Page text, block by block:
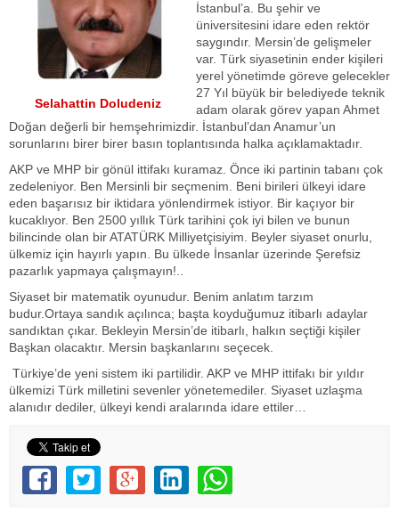
Selahattin Doludeniz
İstanbul’a. Bu şehir ve
üniversitesini idare eden rektör
saygındır. Mersin’de gelişmeler
var. Türk siyasetinin ender kişileri
yerel yönetimde göreve gelecekler
27 Yıl büyük bir belediyede teknik
adam olarak görev yapan Ahmet
Doğan değerli bir hemşehrimizdir. İstanbul’dan Anamur’un
sorunlarını birer birer basın toplantısında halka açıklamaktadır.
AKP ve MHP bir gönül ittifakı kuramaz. Önce iki partinin tabanı çok
zedeleniyor. Ben Mersinli bir seçmenim. Beni birileri ülkeyi idare
eden başarısız bir iktidara yönlendirmek istiyor. Bir kaçıyor bir
kucaklıyor. Ben 2500 yıllık Türk tarihini çok iyi bilen ve bunun
bilincinde olan bir ATATÜRK Milliyetçisiyim. Beyler siyaset onurlu,
ülkemiz için hayırlı yapın. Bu ülkede İnsanlar üzerinde Şerefsiz
pazarlık yapmaya çalışmayın!..
Siyaset bir matematik oyunudur. Benim anlatım tarzım
budur.Ortaya sandık açılınca; başta koyduğumuz itibarlı adaylar
sandıktan çıkar. Bekleyin Mersin’de itibarlı, halkın seçtiği kişiler
Başkan olacaktır. Mersin başkanlarını seçecek.
Türkiye’de yeni sistem iki partilidir. AKP ve MHP ittifakı bir yıldır
ülkemizi Türk milletini sevenler yönetemediler. Siyaset uzlaşma
alanıdır dediler, ülkeyi kendi aralarında idare ettiler…